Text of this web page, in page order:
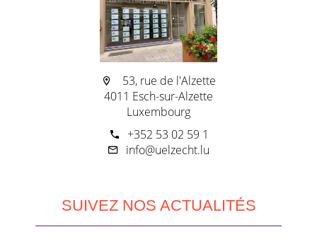
53, rue de l'Alzette
4011 Esch-sur-Alzette
Luxembourg
+352 53 02 59 1
info@uelzecht.lu
SUIVEZ NOS ACTUALITÉS